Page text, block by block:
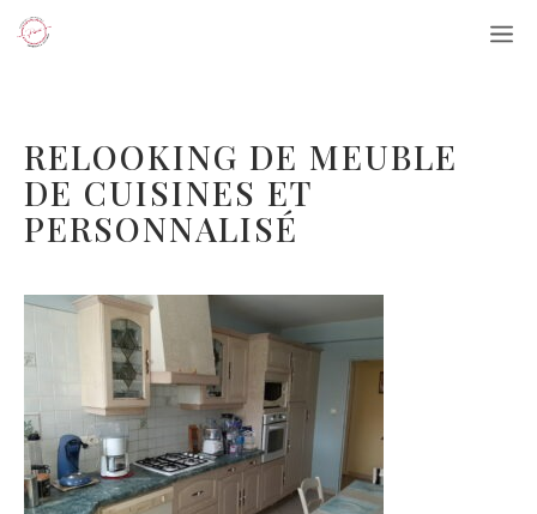
Aller
RELOOKING DE MEUBLE
DE CUISINES ET
PERSONNALISÉ